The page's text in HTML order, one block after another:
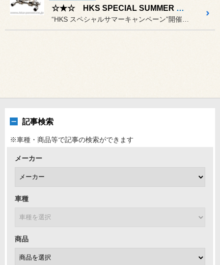
☆★☆ HKS SPECIAL SUMMER CAMPAIGN開催中です ☆★☆
記事検索
※車種・商品等で記事の検索ができます
メーカー
車種
商品